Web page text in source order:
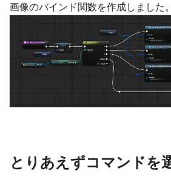
画像のバインド関数を作成しました。
とりあえずコマンドを